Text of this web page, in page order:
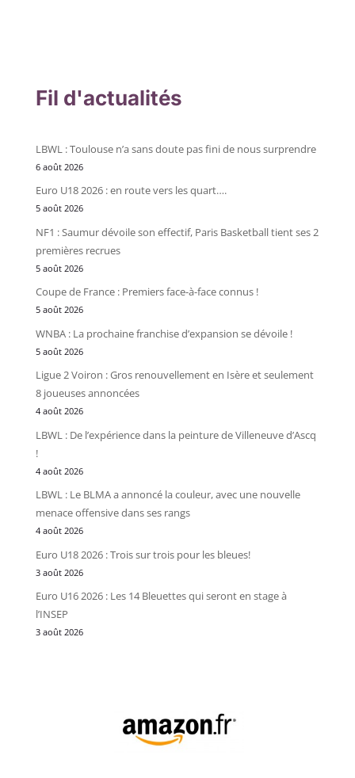
Fil d'actualités
LBWL : Toulouse n’a sans doute pas fini de nous surprendre
6 août 2026
Euro U18 2026 : en route vers les quart….
5 août 2026
NF1 : Saumur dévoile son effectif, Paris Basketball tient ses 2
premières recrues
5 août 2026
Coupe de France : Premiers face-à-face connus !
5 août 2026
WNBA : La prochaine franchise d’expansion se dévoile !
5 août 2026
Ligue 2 Voiron : Gros renouvellement en Isère et seulement
8 joueuses annoncées
4 août 2026
LBWL : De l’expérience dans la peinture de Villeneuve d’Ascq
!
4 août 2026
LBWL : Le BLMA a annoncé la couleur, avec une nouvelle
menace offensive dans ses rangs
4 août 2026
Euro U18 2026 : Trois sur trois pour les bleues!
3 août 2026
Euro U16 2026 : Les 14 Bleuettes qui seront en stage à
l’INSEP
3 août 2026